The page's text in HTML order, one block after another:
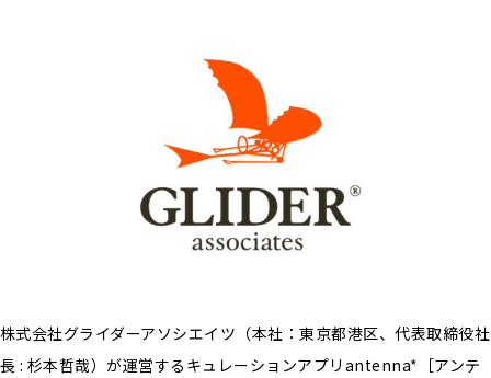
株式会社グライダーアソシエイツ（本社：東京都港区、代表取締役社
長 : 杉本哲哉）が運営するキュレーションアプリantenna*［アンテ